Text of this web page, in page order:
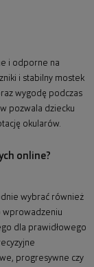
i odporne na
i stabilny mostek
wygodę podczas
pozwala dziecku
okularów.
online?
wybrać również
wprowadzeniu
dla prawidłowego
progresywne czy